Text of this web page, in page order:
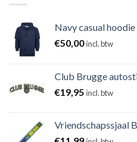
Navy casual
€50,00incl. btw
Club Brugge
€19,95 incl. btw
Vriendschapssjaal